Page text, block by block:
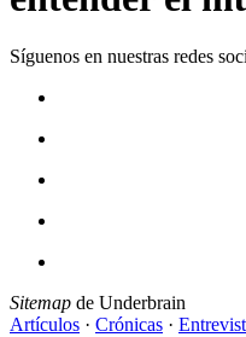
Síguenos en nuestras redes
Sitemap de Underbrain
Artículos · Crónicas ·